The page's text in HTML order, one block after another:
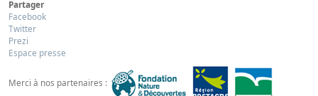
Partager
Facebook
Twitter
Prezi
Espace presse
Merci à nos partenaires :